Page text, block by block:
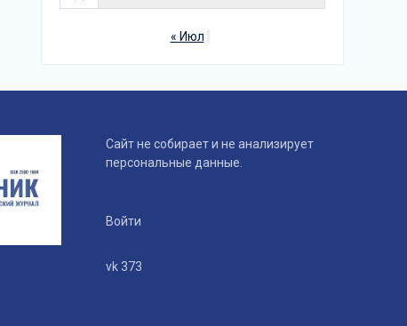
« Июл
Сайт не собирает и не анализирует
персональные данные.
Войти
vk 373